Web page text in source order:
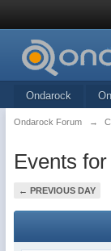
Ondarock
Ondarock Forum →
Events
← PREVIOUS DAY